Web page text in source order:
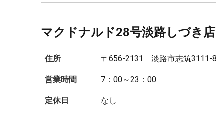
マクドナルド28号淡路しづき店
住所 〒656-2131 淡路市志筑3111-
営業時間 7：00～23：00
定休日 なし